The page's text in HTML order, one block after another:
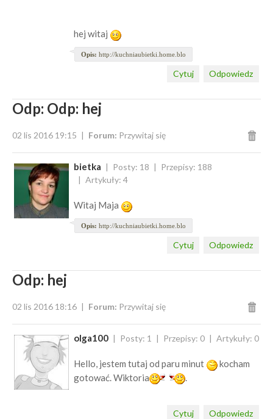
hej witaj
Opis: http://kuchniaubietki.home.blo
Odpowiedz
Cytuj
Odp: Odp: hej
02 lis 2016 19:15 Forum: Przywitaj się
bietka Posty: 18
Przepisy: 188
Artykuły: 4
Witaj Maja
Opis: http://kuchniaubietki.home.blo
Odpowiedz
Cytuj
Odp: hej
02 lis 2016 18:16 Forum: Przywitaj się
olga100 Posty: 1 Przepisy: 0 Artykuły: 0
Hello, jestem tutaj od paru minut
kocham
gotować. Wiktoria
.
Odpowiedz
Cytuj